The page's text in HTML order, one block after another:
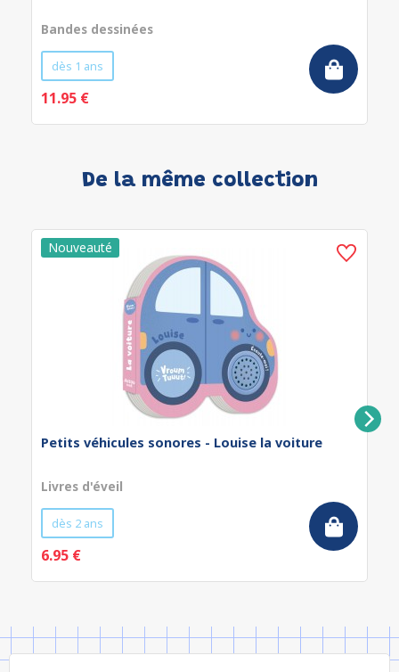
Bandes dessinées
dès 1 ans
11.95 €
De la même collection
Petits véhicules sonores - Louise la voiture
Livres d'éveil
dès 2 ans
6.95 €